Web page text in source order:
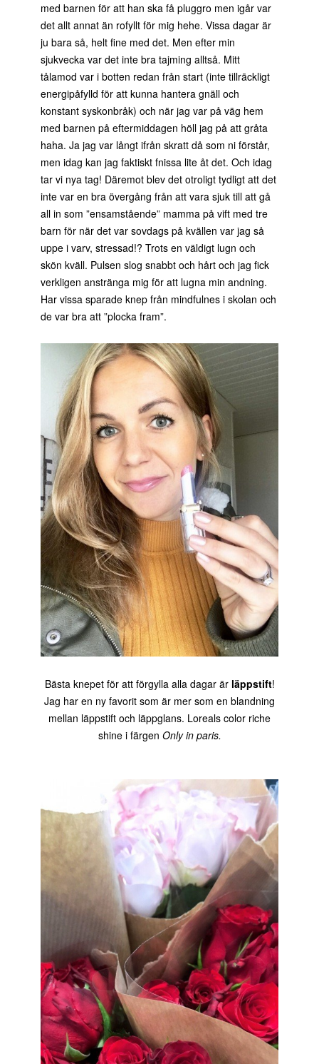
med barnen för att han ska få pluggro men igår var
det allt annat än rofyllt för mig hehe. Vissa dagar är
ju bara så, helt fine med det. Men efter min
sjukvecka var det inte bra tajming alltså. Mitt
tålamod var i botten redan från start (inte tillräckligt
energipåfylld för att kunna hantera gnäll och
konstant syskonbråk) och när jag var på väg hem
med barnen på eftermiddagen höll jag på att gråta
haha. Ja jag var långt ifrån skratt då som ni förstår,
men idag kan jag faktiskt fnissa lite åt det. Och idag
tar vi nya tag! Däremot blev det otroligt tydligt att det
inte var en bra övergång från att vara sjuk till att gå
all in som ”ensamstående” mamma på vift med tre
barn för när det var sovdags på kvällen var jag så
uppe i varv, stressad!? Trots en väldigt lugn och
skön kväll. Pulsen slog snabbt och hårt och jag fick
verkligen anstränga mig för att lugna min andning.
Har vissa sparade knep från mindfulnes i skolan och
de var bra att ”plocka fram”.
Bästa knepet för att förgylla alla dagar är läppstift!
Jag har en ny favorit som är mer som en blandning
mellan läppstift och läppglans. Loreals color riche
shine i färgen Only in paris.